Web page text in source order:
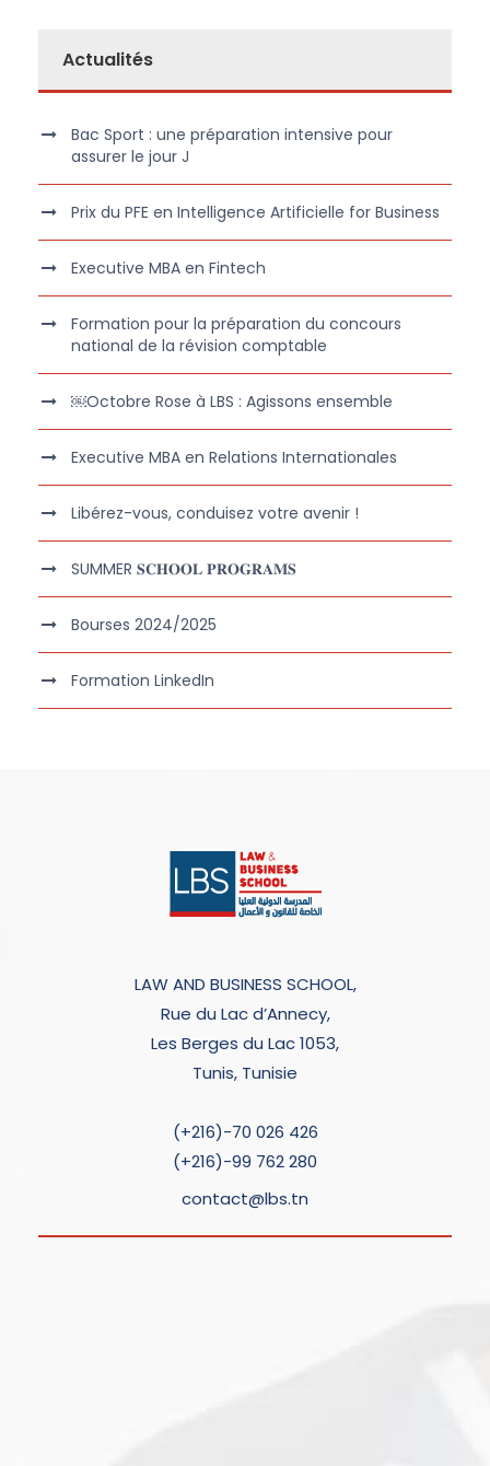
Actualités
Bac Sport : une préparation intensive pour
assurer le jour J
Prix du PFE en Intelligence Artificielle for Business
Executive MBA en Fintech
Formation pour la préparation du concours
national de la révision comptable
￼Octobre Rose à LBS : Agissons ensemble
Executive MBA en Relations Internationales
Libérez-vous, conduisez votre avenir !
SUMMER 𝐒𝐂𝐇𝐎𝐎𝐋 𝐏𝐑𝐎𝐆𝐑𝐀𝐌𝐒
Bourses 2024/2025
Formation LinkedIn
LAW AND BUSINESS SCHOOL,
Rue du Lac d’Annecy,
Les Berges du Lac 1053,
Tunis, Tunisie
(+216)-70 026 426
(+216)-99 762 280
contact@lbs.tn